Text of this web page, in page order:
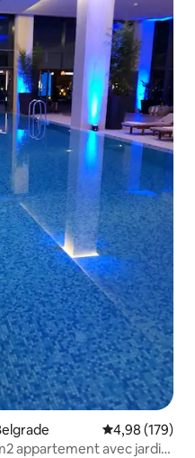
Évaluation
4,98 (179)
appartement avec jardin